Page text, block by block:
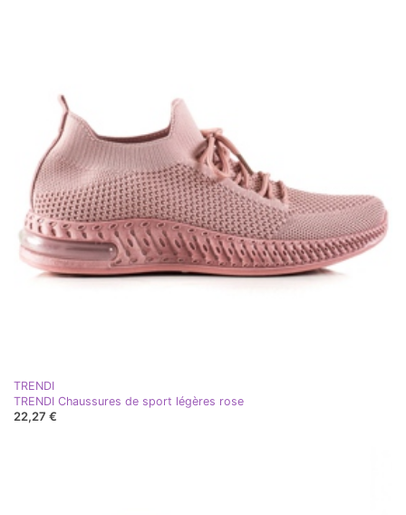
TRENDI
TRENDI Chaussures de sport légères rose
22,27 €